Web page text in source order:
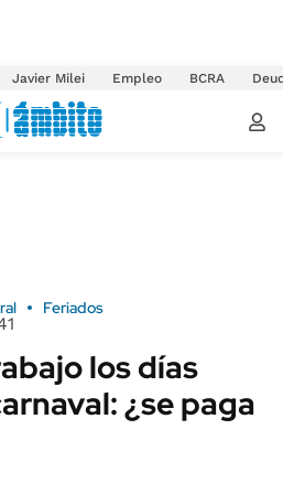
Javier Milei Empleo BCRA
Feriados
los días
¿se paga